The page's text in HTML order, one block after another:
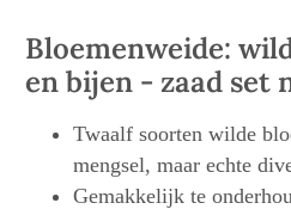
Bloemenweide:
en bijen - zaad set
Twaalf soorten wilde
mengsel, maar echte
Gemakkelijk te